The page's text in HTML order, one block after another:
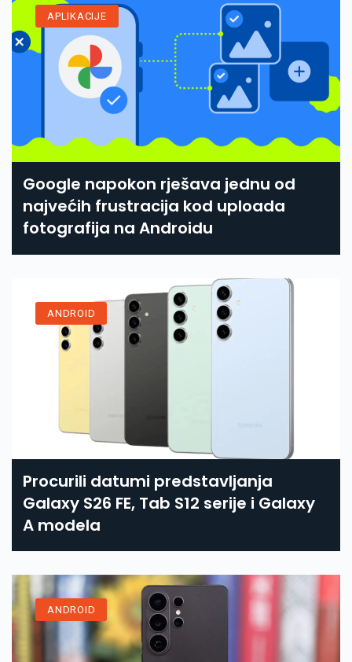
APLIKACIJE
Google napokon rješava jednu od
najvećih frustracija kod uploada
fotografija na Androidu
ANDROID
Procurili datumi predstavljanja
Galaxy S26 FE, Tab S12 serije i Galaxy
A modela
ANDROID